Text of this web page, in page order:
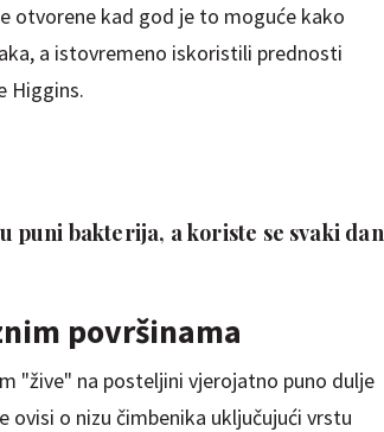
otvorene kad god je to moguće kako
a istovremeno iskoristili prednosti
Higgins.
puni bakterija, a koriste se svaki dan
površinama
"žive" na posteljini vjerojatno puno dulje
ovisi o nizu čimbenika uključujući vrstu